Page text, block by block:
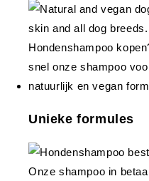
Unieke formules